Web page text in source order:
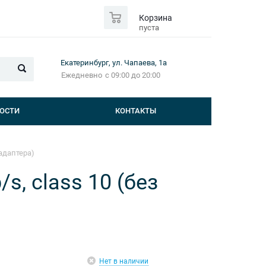
Корзина
пуста
Екатеринбург, ул. Чапаева, 1а
Ежедневно с 09:00 до 20:00
КОНТАКТЫ
s, class 10 (без
Нет в наличии